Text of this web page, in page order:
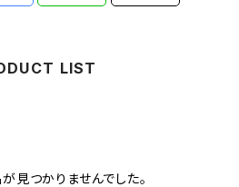
LIST
見つかりませんでした。